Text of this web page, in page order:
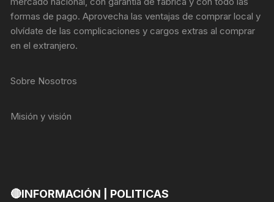
formas de pago. Aprovecha las ventajas de comprar local y
olvídate de las complicaciones y cargos extras al comprar
en el extranjero.
Sobre Nosotros
Misión y visión
🔴INFORMACIÓN | POLITICAS